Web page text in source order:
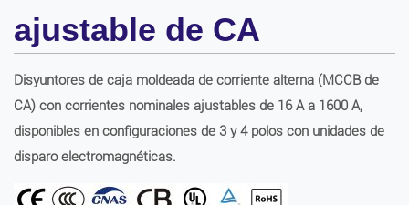
ajustable de CA
Disyuntores de caja moldeada de corriente alterna (MCCB de
CA) con corrientes nominales ajustables de 16 A a 1600 A,
disponibles en configuraciones de 3 y 4 polos con unidades de
disparo electromagnéticas.